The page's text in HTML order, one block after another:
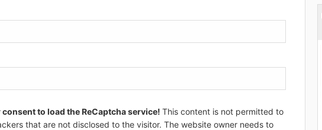
consent to load the ReCaptcha service! This content is not permitted to
that are not disclosed to the visitor. The website owner needs to